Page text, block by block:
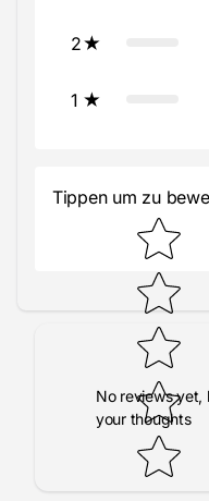
2
1
Tippen um zu
No reviews yet,
your thoughts